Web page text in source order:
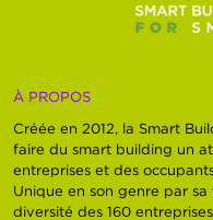
À PROPOS
Créée en 2012, la Smart
faire du smart building un
entreprises et des
Unique en son genre par
diversité des 160